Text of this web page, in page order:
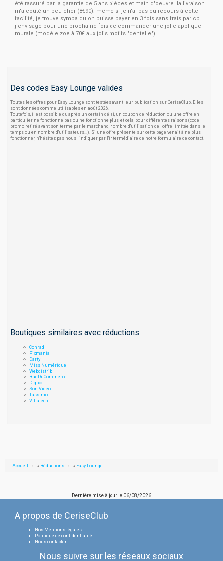
été rassuré par la garantie de 5 ans pièces et main d'oeuvre. la livraison
m'a coûté un peu cher (8€90). même si je n'ai pas eu recours à cette
facilité, je trouve sympa qu'on puisse payer en 3 fois sans frais par cb.
j'envisage pour une prochaine fois de commander une jolie applique
murale (modèle zoe à 70€ aux jolis motifs "dentelle").
Des codes Easy Lounge valides
Toutes les offres pour Easy Lounge sont testées avant leur publication sur CeriseClub. Elles
sont données comme utilisables en août 2026.
Toutefois, il est possible qu'après un certain délai, un coupon de réduction ou une offre en
particulier ne fonctionne pas ou ne fonctionne plus, et cela, pour différentes raisons (code
promo retiré avant son terme par le marchand, nombre d'utilisation de l'offre limitée dans le
temps ou en nombre d'utilisateurs...). Si une offre présente sur cette page venait à ne plus
fonctionner, n'hésitez pas nous l'indiquer par l'intermédiaire de notre formulaire de contact.
Boutiques similaires avec réductions
Conrad
Pixmania
Darty
Miss Numérique
Webdistrib
RueDuCommerce
Digixo
Son-Video
Tassimo
Villatech
Accueil » Réductions » Easy Lounge
Dernière mise à jour le 06/08/2026
A propos de CeriseClub
Nos Mentions légales
Politique de confidentialité
Nous contacter
Nous suivre sur les réseaux sociaux